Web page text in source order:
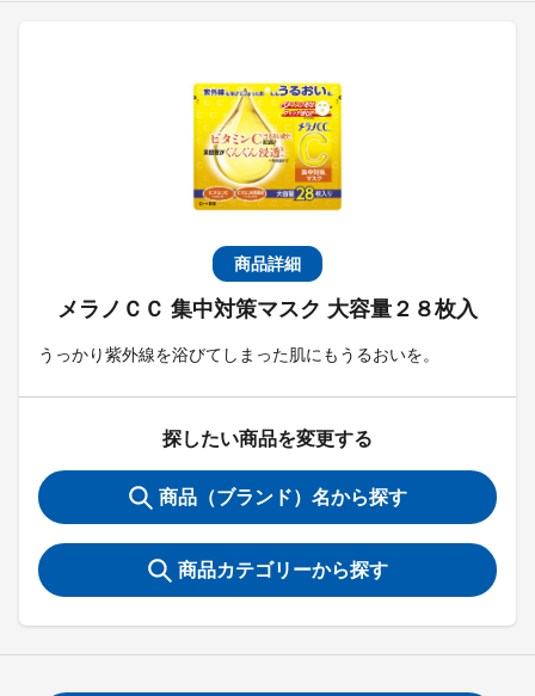
商品詳細
メラノＣＣ 集中対策マスク 大容量２８枚入
うっかり紫外線を浴びてしまった肌にもうるおいを。
探したい商品を変更する
商品（ブランド）名から探す
商品カテゴリーから探す